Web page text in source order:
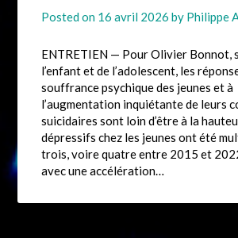
Posted on 16 avril 2026 by Philippe
ENTRETIEN — Pour Olivier Bonnot,
l’enfant et de l’adolescent, les
souffrance psychique des jeunes et à
l’augmentation inquiétante de leurs
suicidaires sont loin d’être à la
dépressifs chez les jeunes ont été
trois, voire quatre entre 2015 et
avec une accélération…